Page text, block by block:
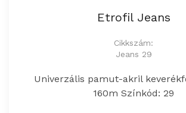
Etrofil Jeans
Cikkszám:
Jeans 29
Univerzális pamut-akril
160m Színkód: 29